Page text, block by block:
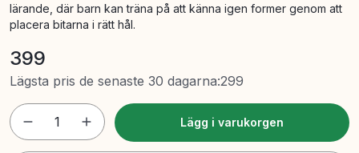
lärande, där barn kan träna på att känna igen former genom att
placera bitarna i rätt hål.
399
Lägsta pris de senaste 30 dagarna:299
1 Lägg i varukorgen